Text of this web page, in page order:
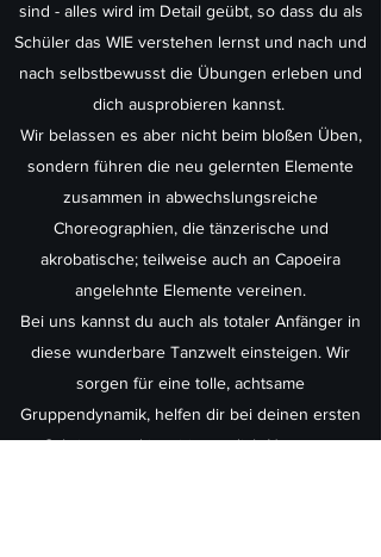
sind - alles wird im Detail geübt, so dass du als
Schüler das WIE verstehen lernst und nach und
nach selbstbewusst die Übungen erleben und
dich ausprobieren kannst.
Wir belassen es aber nicht beim bloßen Üben,
sondern führen die neu gelernten Elemente
zusammen in abwechslungsreiche
Choreographien, die tänzerische und
akrobatische; teilweise auch an Capoeira
angelehnte Elemente vereinen.
Bei uns kannst du auch als totaler Anfänger in
diese wunderbare Tanzwelt einsteigen. Wir
sorgen für eine tolle, achtsame
Gruppendynamik, helfen dir bei deinen ersten
Schritten und inspirieren dich Neues zu